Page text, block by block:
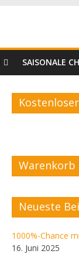
SAISONALE
Warenkorb
Neueste
1000%-Chance
16. Juni 2025